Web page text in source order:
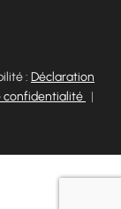
: Déclaration
confidentialité |